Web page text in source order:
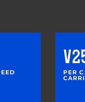
PER